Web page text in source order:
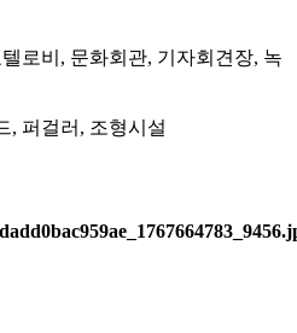
로비, 문화회관, 기자회견장, 녹
, 퍼걸러, 조형시설